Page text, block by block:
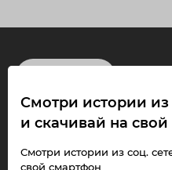
Смотри
скачивай
Смотри истории
и скачивай на
Смотри истории из соц.
свой смартфон